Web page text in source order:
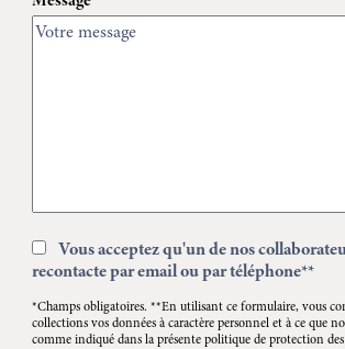
Vous acceptez qu'un de nos
recontacte par email ou par téléphone**
*Champs obligatoires. **En utilisant ce formulaire, vous
collections vos données à caractère personnel et à ce que
comme indiqué dans la présente politique de protection